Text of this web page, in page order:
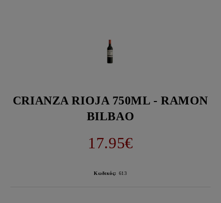
CRIANZA RIOJA 750ML - RAMON
BILBAO
17.95€
Κωδικός: 613